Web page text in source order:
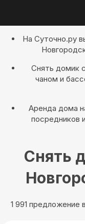
На Суточно.ру
Снять домик
чаном и
Аренда дома
посредников
Снять
1 991 предложение